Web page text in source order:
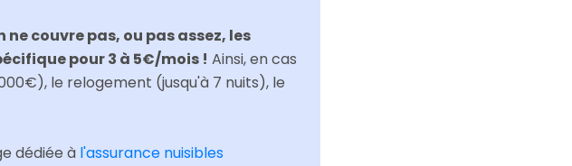
couvre pas, ou pas assez, les
pour 3 à 5€/mois ! Ainsi, en cas
le relogement (jusqu'à 7 nuits), le
dédiée à l'assurance nuisibles